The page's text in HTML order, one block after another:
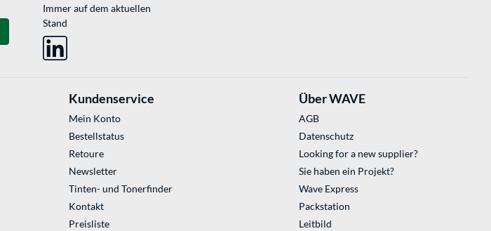
Immer auf dem aktuellen
Stand
Kundenservice
Mein Konto
Bestellstatus
Retoure
Newsletter
Tinten- und Tonerfinder
Kontakt
Preisliste
Über WAVE
AGB
Datenschutz
Looking for a new supplier?
Sie haben ein Projekt?
Wave Express
Packstation
Leitbild